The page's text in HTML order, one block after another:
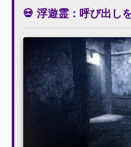
💀 浮遊霊：呼び出し